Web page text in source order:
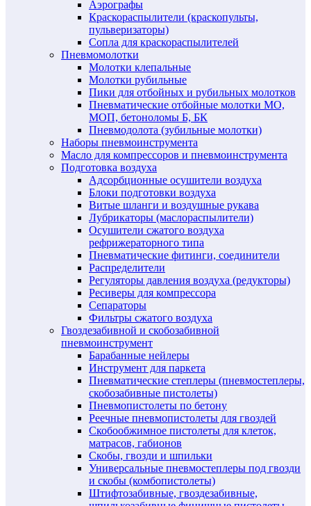
Аэрографы
Краскораспылители (краскопульты,
пульверизаторы)
Сопла для краскораспылителей
Пневмомолотки
Молотки клепальные
Молотки рубильные
Пики для отбойных и рубильных молотков
Пневматические отбойные молотки МО,
МОП, бетоноломы Б, БК
Пневмодолота (зубильные молотки)
Наборы пневмоинструмента
Масло для компрессоров и пневмоинструмента
Подготовка воздуха
Адсорбционные осушители воздуха
Блоки подготовки воздуха
Витые шланги и воздушные рукава
Лубрикаторы (маслораспылители)
Осушители сжатого воздуха
рефрижераторного типа
Пневматические фитинги, соединители
Распределители
Регуляторы давления воздуха (редукторы)
Ресиверы для компрессора
Сепараторы
Фильтры сжатого воздуха
Гвоздезабивной и скобозабивной
пневмоинструмент
Барабанные нейлеры
Инструмент для паркета
Пневматические степлеры (пневмостеплеры,
скобозабивные пистолеты)
Пневмопистолеты по бетону
Реечные пневмопистолеты для гвоздей
Скобообжимное пистолеты для клеток,
матрасов, габионов
Скобы, гвозди и шпильки
Универсальные пневмостеплеры под гвозди
и скобы (комбопистолеты)
Штифтозабивные, гвоздезабивные,